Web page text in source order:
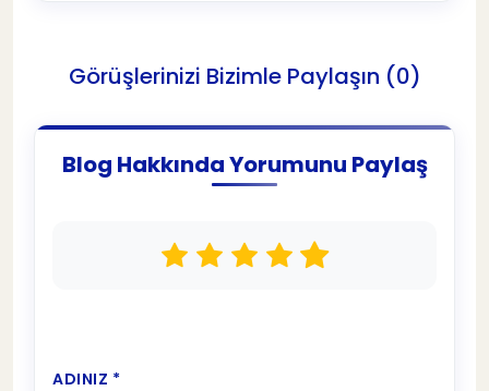
Görüşlerinizi Bizimle Paylaşın (0)
Blog Hakkında Yorumunu Paylaş
ADINIZ *